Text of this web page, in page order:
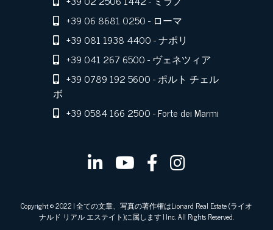
+39 06 8681 0250- ローマ
+39 081 1938 4400- ナポリ
+39 041 267 6500- ヴェネツィア
+39 0789 192 5600- ポルト チェル
ボ
+39 0584 166 2500- Forte dei Marmi
Copyright © 2022 | 全ての文章、写真の著作権はLionard Real Estate (ライオ
ナルド リアル エステイト)に属します | Inc. All Rights Reserved.